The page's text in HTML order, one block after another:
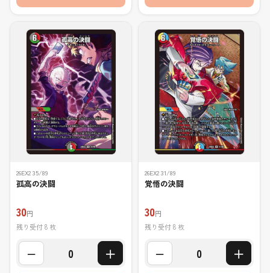
26EX2 35/89
孤高の決闘
30円
残り受付 8 枚
− 0 ＋
26EX2 31/89
覚悟の決闘
30円
残り受付 8 枚
− 0 ＋